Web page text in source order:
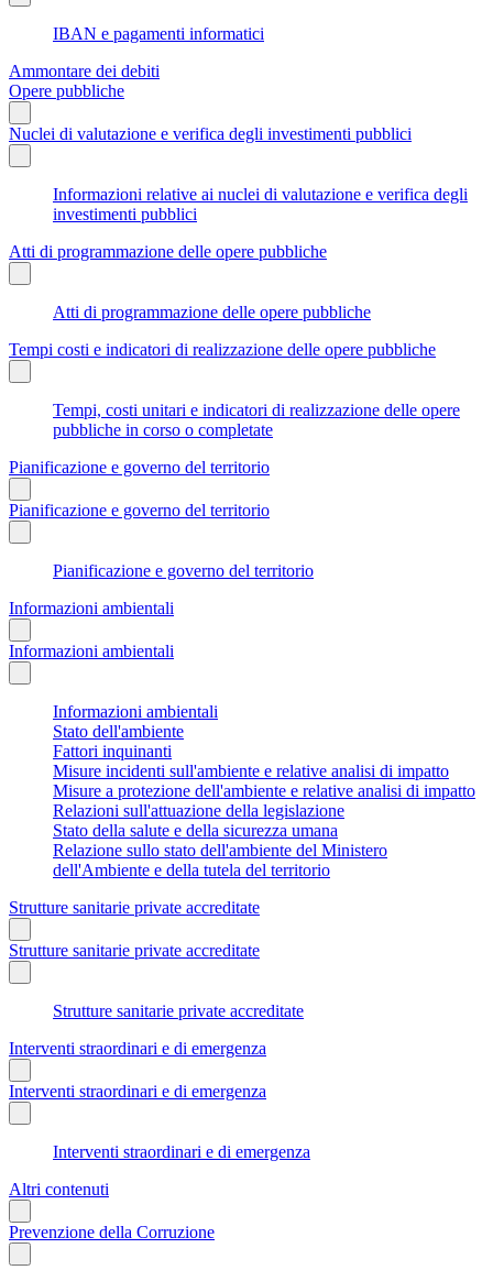
IBAN e pagamenti informatici
Ammontare dei debiti
Opere pubbliche
Nuclei di valutazione e verifica degli investimenti pubblici
Informazioni relative ai nuclei di valutazione e verifica degli
investimenti pubblici
Atti di programmazione delle opere pubbliche
Atti di programmazione delle opere pubbliche
Tempi costi e indicatori di realizzazione delle opere pubbliche
Tempi, costi unitari e indicatori di realizzazione delle opere
pubbliche in corso o completate
Pianificazione e governo del territorio
Pianificazione e governo del territorio
Pianificazione e governo del territorio
Informazioni ambientali
Informazioni ambientali
Informazioni ambientali
Stato dell'ambiente
Fattori inquinanti
Misure incidenti sull'ambiente e relative analisi di impatto
Misure a protezione dell'ambiente e relative analisi di impatto
Relazioni sull'attuazione della legislazione
Stato della salute e della sicurezza umana
Relazione sullo stato dell'ambiente del Ministero
dell'Ambiente e della tutela del territorio
Strutture sanitarie private accreditate
Strutture sanitarie private accreditate
Strutture sanitarie private accreditate
Interventi straordinari e di emergenza
Interventi straordinari e di emergenza
Interventi straordinari e di emergenza
Altri contenuti
Prevenzione della Corruzione